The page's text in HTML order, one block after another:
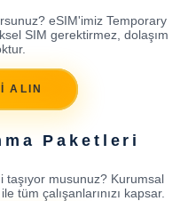
eSIM'imiz Temporary
SIM gerektirmez, dolaşım
ALIN
Paketleri
taşıyor musunuz? Kurumsal
tüm çalışanlarınızı kapsar.